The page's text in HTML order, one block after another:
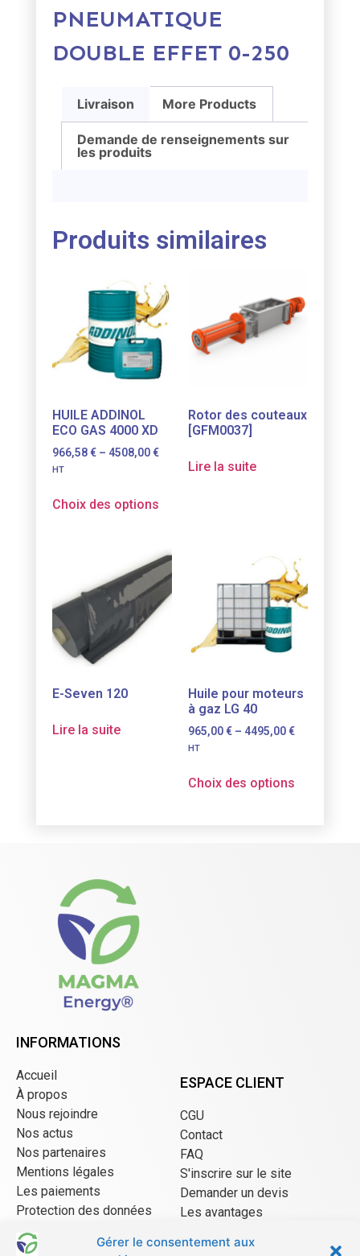
Gérer le consentement aux
PNEUMATIQUE
DOUBLE EFFET 0-250
Livraison More Products
Demande de renseignements sur
les produits
Produits similaires
HUILE ADDINOL
ECO GAS 4000 XD
966,58€– 4508,00€
HT
Choix des options
Rotor des couteaux
[GFM0037]
Lire la suite
E-Seven 120
Lire la suite
Huile pour moteurs
à gaz LG 40
965,00€ – 4495,00€
HT
Choix des options
INFORMATIONS
Accueil
À propos
Nous rejoindre
Nos actus
Nos partenaires
Mentions légales
Les paiements
Protection des données
CGU Mangopay
ESPACE CLIENT
CGU
Contact
FAQ
S'inscrire sur le site
Demander un devis
Les avantages